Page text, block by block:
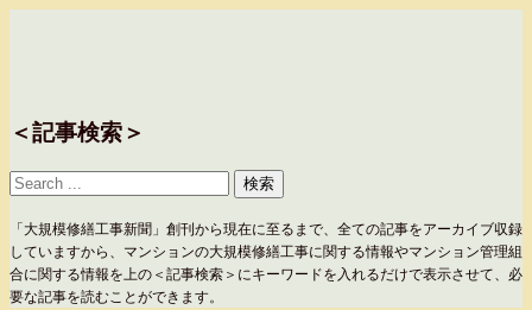
＜記事検索＞
「大規模修繕工事新聞」創刊から現在に至るまで、全ての記事をアーカイブ収録
していますから、マンションの大規模修繕工事に関する情報やマンション管理組
合に関する情報を上の＜記事検索＞にキーワードを入れるだけで表示させて、必
要な記事を読むことができます。